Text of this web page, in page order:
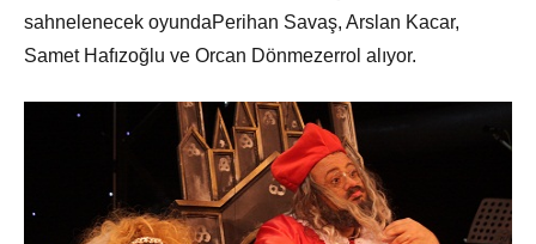
sahnelenecek oyundaPerihan Savaş, Arslan Kacar,
Samet Hafızoğlu ve Orcan Dönmezerrol alıyor.